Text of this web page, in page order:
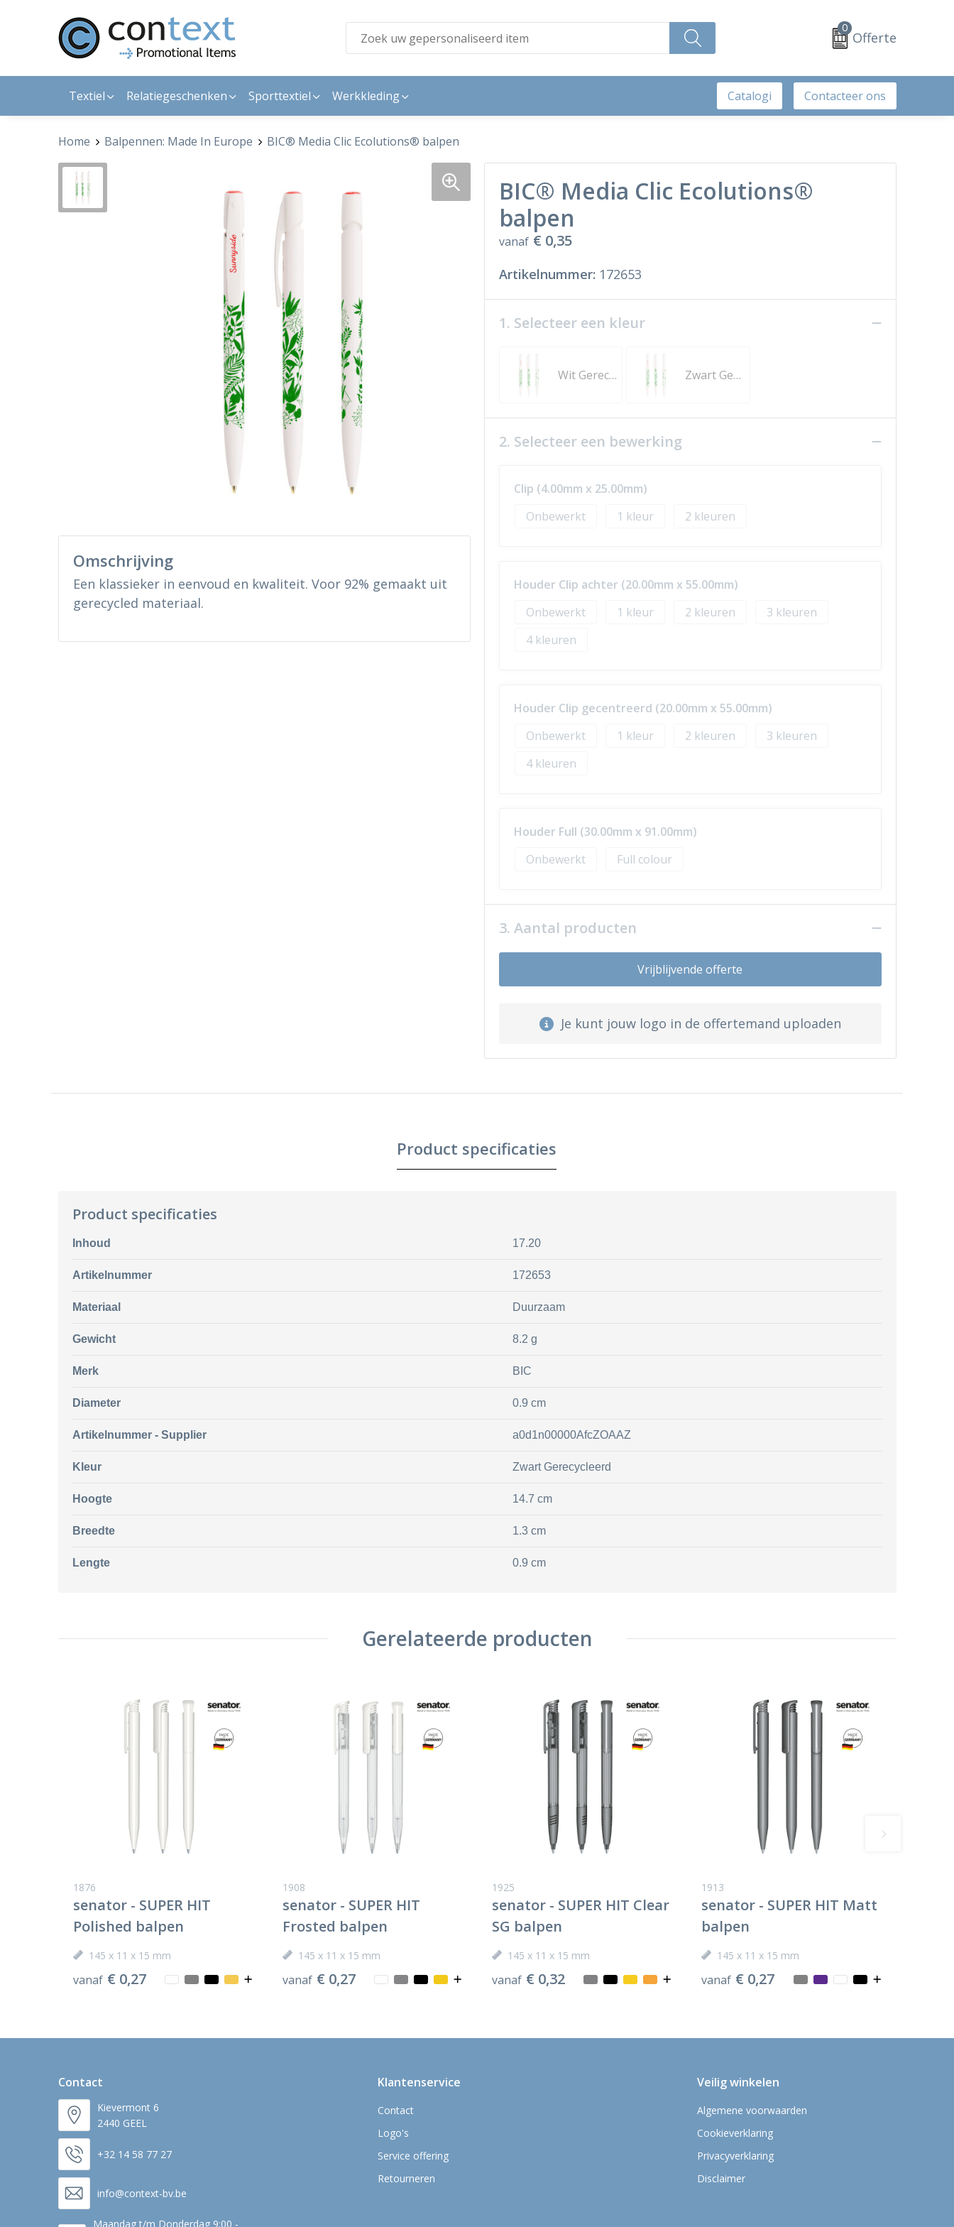
0
Offerte
Textiel Relatiegeschenken Sporttextiel Werkkleding Catalogi Contacteer ons
Home Balpennen: Made In Europe BIC® Media Clic Ecolutions® balpen
Omschrijving
Een klassieker in eenvoud en kwaliteit. Voor 92% gemaakt uit
gerecycled materiaal.
BIC® Media Clic Ecolutions®
balpen
vanaf € 0,35
Artikelnummer: 172653
1. Selecteer een kleur
Wit Gerecycleerd Zwart Gerecycleerd
2. Selecteer een bewerking
Clip (4.00mm x 25.00mm)
Onbewerkt
1 2
Houder Clip achter (20.00mm x 55.00mm)
Onbewerkt
1 2
3
4
Houder Clip gecentreerd (20.00mm x 55.00mm)
Onbewerkt
1 2
3
4
Houder Full (30.00mm x 91.00mm)
Onbewerkt
Full colour
3. Aantal producten
Vrijblijvende offerte
Je kunt jouw logo in de offertemand uploaden
Product specificaties
Product specificaties
Inhoud 17.20
Artikelnummer 172653
Materiaal Duurzaam
Gewicht 8.2 g
Merk BIC
Diameter 0.9 cm
Artikelnummer - Supplier a0d1n00000AfcZOAAZ
Kleur Zwart Gerecycleerd
Hoogte 14.7 cm
Breedte 1.3 cm
Lengte 0.9 cm
Gerelateerde producten
1876
senator - SUPER HIT
Polished balpen
145 x 11 x 15 mm
vanaf € 0,27
1908
senator - SUPER HIT
Frosted balpen
145 x 11 x 15 mm
vanaf € 0,27
1925
senator - SUPER HIT Clear
SG balpen
145 x 11 x 15 mm
vanaf € 0,32
1913
senator - SUPER HIT Matt
balpen
145 x 11 x 15 mm
vanaf € 0,27
Contact
Kievermont 6
2440 GEEL
+32 14 58 77 27
info@context-bv.be
Maandag t/m Donderdag 9:00 -
Klantenservice
Contact
Logo's
Service offering
Retourneren
Veilig winkelen
Algemene voorwaarden
Cookieverklaring
Privacyverklaring
Disclaimer